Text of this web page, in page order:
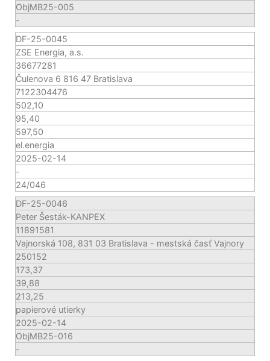
ObjMB25-005
-
DF-25-0045
ZSE Energia, a.s.
36677281
Čulenova 6 816 47 Bratislava
7122304476
502,10
95,40
597,50
el.energia
2025-02-14
-
24/046
DF-25-0046
Peter Šesták-KANPEX
11891581
Vajnorská 108, 831 03 Bratislava - mestská časť Vajnory
250152
173,37
39,88
213,25
papierové utierky
2025-02-14
ObjMB25-016
-